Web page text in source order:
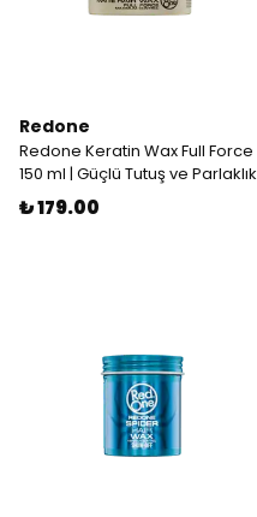
Redone
Redone Keratin Wax Full Force
150 ml | Güçlü Tutuş ve Parlaklık
₺ 179.00